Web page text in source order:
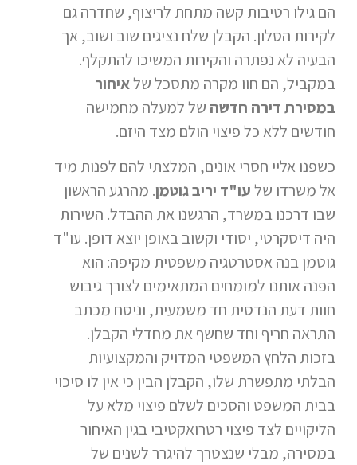
הם גילו רטיבות קשה מתחת לריצוף, שחדרה גם
לקירות הסלון. הקבלן שלח נציגים שוב ושוב, אך
הבעיה לא נפתרה והקירות המשיכו להתקלף.
במקביל, הם חוו מקרה מתסכל שלאיחור
במסירת דירה חדשה של למעלה מחמישה
חודשים ללא כל פיצוי הולם מצד היזם.
כשפנו אליי חסרי אונים, המלצתי להם לפנות מיד
אל משרדו שלעו"ד יריב גוטמן. מהרגע הראשון
שבו דרכנו במשרד, הרגשנו את ההבדל. השירות
היה דיסקרטי, יסודי וקשוב באופן יוצא דופן. עו"ד
גוטמן בנה אסטרטגיה משפטית מקיפה: הוא
הפנה אותנו למומחים המתאימים לצורך גיבוש
חוות דעת הנדסית חד משמעית, וניסח מכתב
התראה חריף וחד שחשף את מחדלי הקבלן.
בזכות הלחץ המשפטי המדויק והמקצועיות
הבלתי מתפשרת שלו, הקבלן הבין כי אין לו סיכוי
בבית המשפט והסכים לשלם פיצוי מלא על
הליקויים לצד פיצוי רטרואקטיבי בגין האיחור
במסירה, מבלי שנצטרך להיגרר לשנים של